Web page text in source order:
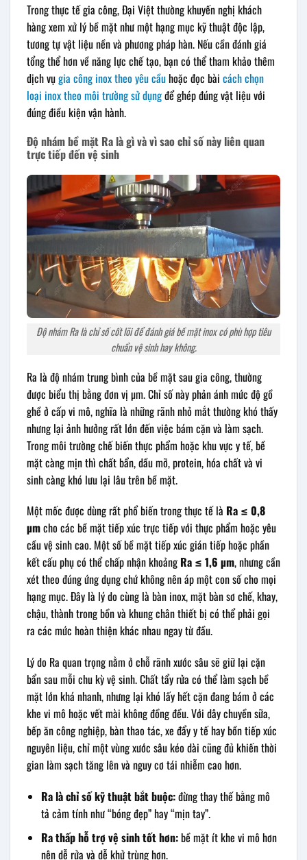
Trong thực tế gia công, Đại Việt thường khuyến nghị khách
hàng xem xử lý bề mặt như một hạng mục kỹ thuật độc lập,
tương tự vật liệu nền và phương pháp hàn. Nếu cần đánh giá
tổng thể hơn về năng lực chế tạo, bạn có thể tham khảo thêm
dịch vụgia công inox theo yêu cầu hoặc đọc bài cách chọn
loại inox theo môi trường sử dụngđể ghép đúng vật liệu với
đúng điều kiện vận hành.
Độ nhám bề mặt Ra là gì và vì sao chỉ số này liên quan
trực tiếp đến vệ sinh
Độ nhám Ra là chỉ số cốt lõi để đánh giá bề mặt inox có phù hợp tiêu
chuẩn vệ sinh hay không.
Ra là độ nhám trung bình của bề mặt sau gia công, thường
được biểu thị bằng đơn vị µm. Chỉ số này phản ánh mức độ gồ
ghề ở cấp vi mô, nghĩa là những rãnh nhỏ mắt thường khó thấy
nhưng lại ảnh hưởng rất lớn đến việc bám cặn và làm sạch.
Trong môi trường chế biến thực phẩm hoặc khu vực y tế, bề
mặt càng mịn thì chất bẩn, dầu mỡ, protein, hóa chất và vi
sinh càng khó lưu lại lâu trên bề mặt.
Một mốc được dùng rất phổ biến trong thực tế là Ra ≤ 0,8
µmcho các bề mặt tiếp xúc trực tiếp với thực phẩm hoặc yêu
cầu vệ sinh cao. Một số bề mặt tiếp xúc gián tiếp hoặc phần
kết cấu phụ có thể chấp nhận khoảng Ra ≤ 1,6 µm, nhưng cần
xét theo đúng ứng dụng chứ không nên áp một con số cho mọi
hạng mục. Đây là lý do cùng là bàn inox, mặt bàn sơ chế, khay,
chậu, thành trong bồn và khung chân thiết bị có thể phải gọi
ra các mức hoàn thiện khác nhau ngay từ đầu.
Lý do Ra quan trọng nằm ở chỗ rãnh xước sâu sẽ giữ lại cặn
bẩn sau mỗi chu kỳ vệ sinh. Chất tẩy rửa có thể làm sạch bề
mặt lớn khá nhanh, nhưng lại khó lấy hết cặn đang bám ở các
khe vi mô hoặc vết mài không đồng đều. Với dây chuyền sữa,
bếp ăn công nghiệp, bàn thao tác, xe đẩy y tế hay bồn tiếp xúc
nguyên liệu, chỉ một vùng xước sâu kéo dài cũng đủ khiến thời
gian làm sạch tăng lên và nguy cơ tái nhiễm cao hơn.
Ra là chỉ số kỹ thuật bắt buộc:đừng thay thế bằng mô
tả cảm tính như “bóng đẹp” hay “mịn tay”.
Ra thấp hỗ trợ vệ sinh tốt hơn:bề mặt ít khe vi mô hơn
nên dễ rửa và dễ khử trùng hơn.